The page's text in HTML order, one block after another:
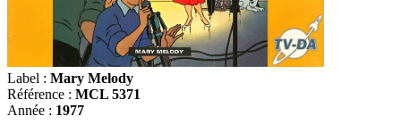
Label : Mary Melody
Référence : MCL 5371
Année : 1977